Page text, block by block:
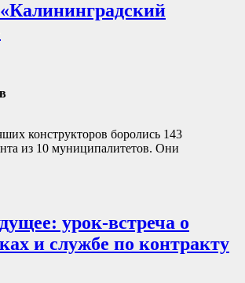
конструкторов боролись 143
из 10 муниципалитетов. Они
урок-встреча о
и службе по контракту